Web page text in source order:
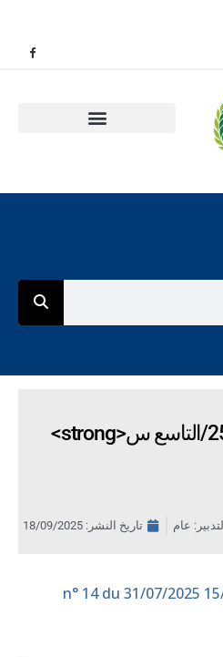
<strong>قانون رقم 173/ج و/25/التاسع س
التدبير: عام تاريخ النشر: 18/09/2025